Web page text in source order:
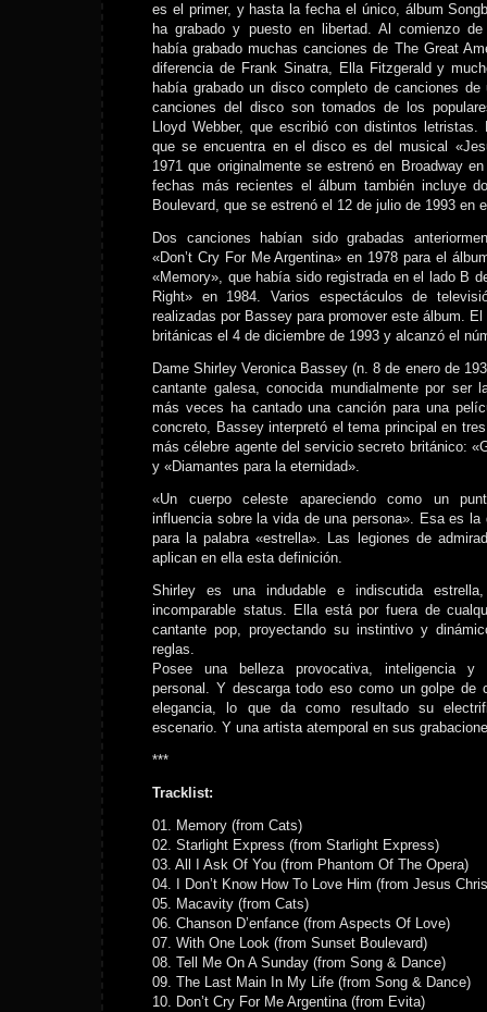
es el primer, y hasta la fecha el único, álbum
ha grabado y puesto en libertad. Al comienzo
había grabado muchas canciones de The Great
diferencia de Frank Sinatra, Ella Fitzgerald y
había grabado un disco completo de canciones
canciones del disco son tomados de los
Lloyd Webber, que escribió con distintos letristas.
que se encuentra en el disco es del musical
1971 que originalmente se estrenó en Broadway
fechas más recientes el álbum también incluye
Boulevard, que se estrenó el 12 de julio de 1993 en
Dos canciones habían sido grabadas
«Don’t Cry For Me Argentina» en 1978 para el
«Memory», que había sido registrada en el lado B
Right» en 1984. Varios espectáculos de
realizadas por Bassey para promover este álbum.
británicas el 4 de diciembre de 1993 y alcanzó el
Dame Shirley Veronica Bassey (n. 8 de enero de
cantante galesa, conocida mundialmente por ser
más veces ha cantado una canción para una
concreto, Bassey interpretó el tema principal en
más célebre agente del servicio secreto británico:
y «Diamantes para la eternidad».
«Un cuerpo celeste apareciendo como un
influencia sobre la vida de una persona». Esa es la
para la palabra «estrella». Las legiones de
aplican en ella esta definición.
Shirley es una indudable e indiscutida
incomparable status. Ella está por fuera de
cantante pop, proyectando su instintivo y
reglas.
Posee una belleza provocativa, inteligencia y
personal. Y descarga todo eso como un golpe de
elegancia, lo que da como resultado su
escenario. Y una artista atemporal en sus
***
Tracklist:
01. Memory (from Cats)
02. Starlight Express (from Starlight Express)
03. All I Ask Of You (from Phantom Of The Opera)
04. I Don’t Know How To Love Him (from Jesus
05. Macavity (from Cats)
06. Chanson D’enfance (from Aspects Of Love)
07. With One Look (from Sunset Boulevard)
08. Tell Me On A Sunday (from Song & Dance)
09. The Last Main In My Life (from Song & Dance)
10. Don’t Cry For Me Argentina (from Evita)